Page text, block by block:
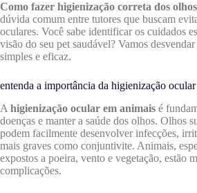
Como fazer higienização correta dos
dúvida comum entre tutores que buscam
oculares. Você sabe identificar os cuidados
visão do seu pet saudável? Vamos
simples e eficaz.
entenda a importância da higienização
A higienização ocular em animais é
doenças e manter a saúde dos olhos. Olhos
podem facilmente desenvolver infecções,
mais graves como conjuntivite. Animais,
expostos a poeira, vento e vegetação, estão
complicações.